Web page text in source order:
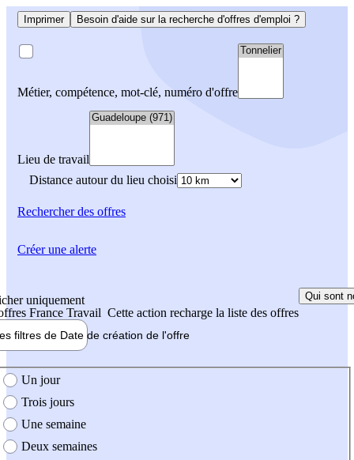
Imprimer Besoin d'aide sur la recherche d'offres d'emploi ?
Métier, compétence, mot-clé, numéro d'offre
Lieu de travail
Distance autour du lieu choisi
Rechercherdes offres
uniquement
France Travail Cette action recharge la liste des offres
Qui sont
filtres de Date de création de l'offre
création de l'offre
Un jour
Trois jours
Une semaine
Deux semaines
Créer une alerte